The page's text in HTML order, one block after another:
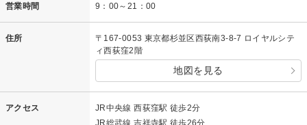
営業時間 9：00～21：00
住所
〒167-0053 東京都杉並区西荻南3-8-7 ロイヤルシテ
ィ西荻窪2階
地図を見る
アクセス
JR中央線 西荻窪駅 徒歩2分
JR総武線 吉祥寺駅 徒歩26分